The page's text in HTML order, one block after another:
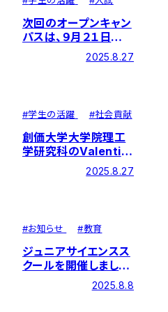
次回のオープンキャン
パスは、９月２１日
2025.8.27
#学生の活躍 #社会貢献
創価大学大学院理工
学研究科のValentin
Keithさんと萩原准教
授が『日本ロボット学
2025.8.27
#お知らせ #教育
ジュニアサイエンスス
クールを開催しまし
2025.8.8